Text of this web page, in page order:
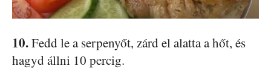
10.Fedd le a serpenyőt, zárd el alatta a hőt, és
hagyd állni 10 percig.